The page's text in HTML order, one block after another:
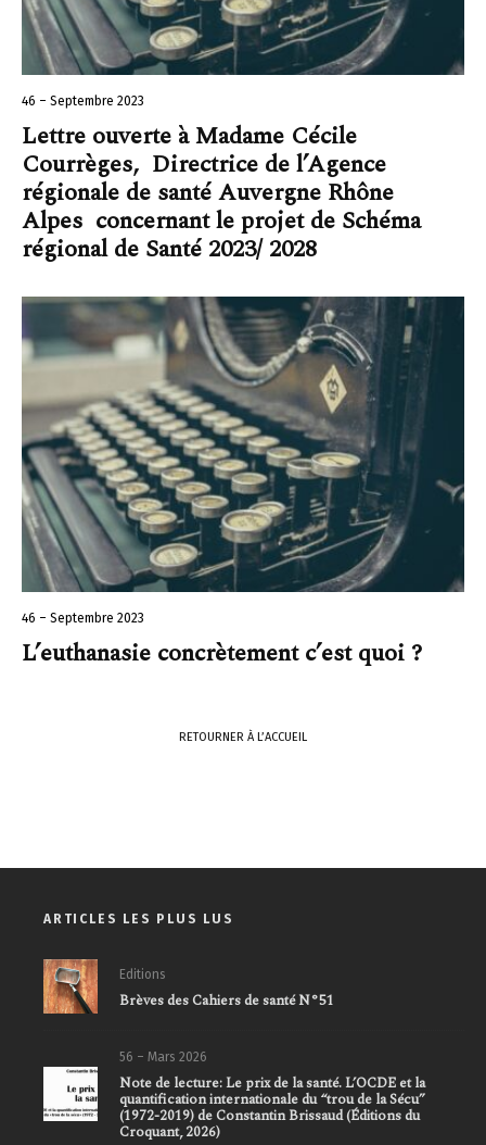
46 – Septembre 2023
Lettre ouverte à Madame Cécile
Courrèges, Directrice de l’Agence
régionale de santé Auvergne Rhône
Alpes concernant le projet de Schéma
régional de Santé 2023/ 2028
46 – Septembre 2023
L’euthanasie concrètement c’est quoi ?
RETOURNER À L’ACCUEIL
ARTICLES LES PLUS LUS
Editions
Brèves des Cahiers de santé N°51
56 – Mars 2026
Note de lecture: Le prix de la santé. L’OCDE et la
quantification internationale du “trou de la Sécu”
(1972-2019) de Constantin Brissaud (Éditions du
Croquant, 2026)